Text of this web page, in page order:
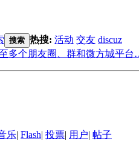
搜索 热搜: 活动 交友 discuz
多个朋友圈、群和微方城平
乐| Flash| 投票| 用户| 帖子